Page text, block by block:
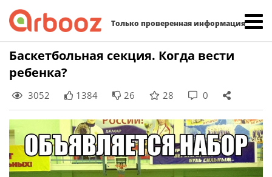
Только проверенная информация
Skip
content
Баскетбольная секция. Когда вести
ребенка?
3052 1384 26 28 0
Найти: